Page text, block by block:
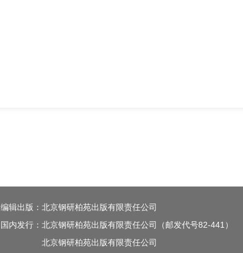
编辑出版：北京钢研柏苑出版有限责任公司
国内发行：北京钢研柏苑出版有限责任公司（邮发代号82-441）
北京钢研柏苑出版有限责任公司